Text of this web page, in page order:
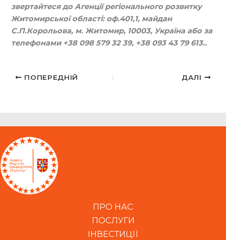
звертайтеся до Агенції регіонального розвитку
Житомирської області: оф.401,1, майдан
С.П.Корольова, м. Житомир, 10003, Україна або за
телефонами +38 098 579 32 39, +38 093 43 79 613..
ПОПЕРЕДНІЙ ДАЛІ
ПРО НАС
ПОСЛУГИ
ІНВЕСТИЦІЇ